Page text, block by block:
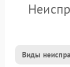
Виды